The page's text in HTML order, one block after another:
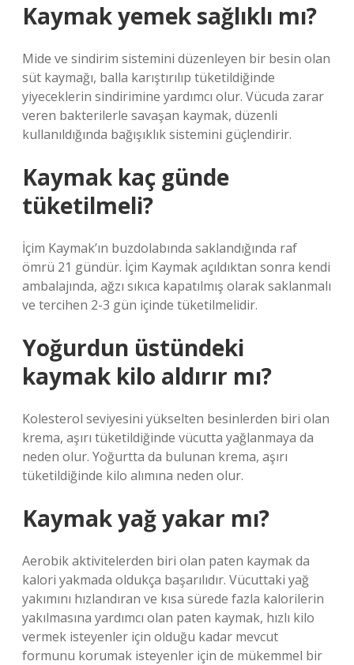
Kaymak yemek sağlıklı mı?
Mide ve sindirim sistemini düzenleyen bir besin olan
süt kaymağı, balla karıştırılıp tüketildiğinde
yiyeceklerin sindirimine yardımcı olur. Vücuda zarar
veren bakterilerle savaşan kaymak, düzenli
kullanıldığında bağışıklık sistemini güçlendirir.
Kaymak kaç günde
tüketilmeli?
İçim Kaymak’ın buzdolabında saklandığında raf
ömrü 21 gündür. İçim Kaymak açıldıktan sonra kendi
ambalajında, ağzı sıkıca kapatılmış olarak saklanmalı
ve tercihen 2-3 gün içinde tüketilmelidir.
Yoğurdun üstündeki
kaymak kilo aldırır mı?
Kolesterol seviyesini yükselten besinlerden biri olan
krema, aşırı tüketildiğinde vücutta yağlanmaya da
neden olur. Yoğurtta da bulunan krema, aşırı
tüketildiğinde kilo alımına neden olur.
Kaymak yağ yakar mı?
Aerobik aktivitelerden biri olan paten kaymak da
kalori yakmada oldukça başarılıdır. Vücuttaki yağ
yakımını hızlandıran ve kısa sürede fazla kalorilerin
yakılmasına yardımcı olan paten kaymak, hızlı kilo
vermek isteyenler için olduğu kadar mevcut
formunu korumak isteyenler için de mükemmel bir